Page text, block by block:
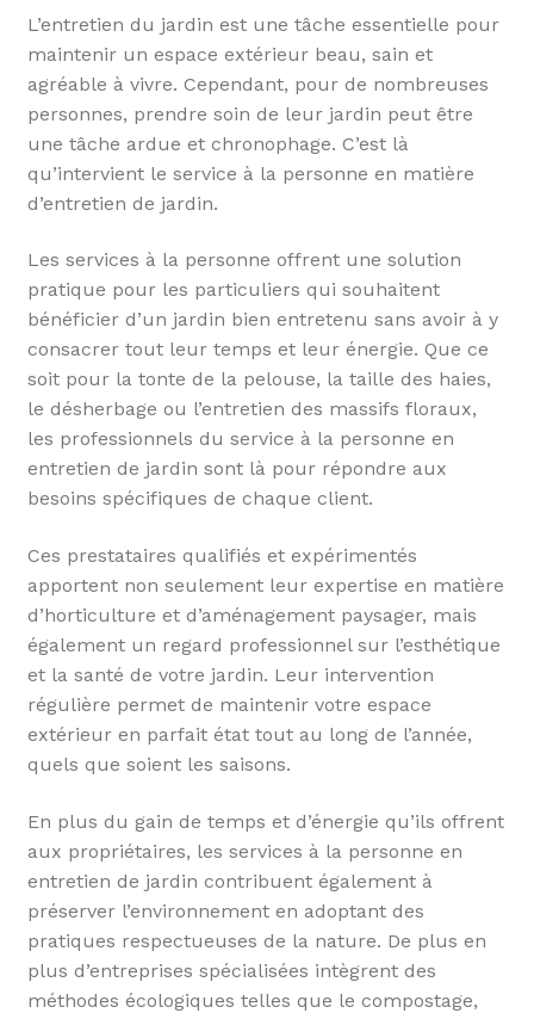
L’entretien du jardin est une tâche essentielle pour
maintenir un espace extérieur beau, sain et
agréable à vivre. Cependant, pour de nombreuses
personnes, prendre soin de leur jardin peut être
une tâche ardue et chronophage. C’est là
qu’intervient le service à la personne en matière
d’entretien de jardin.
Les services à la personne offrent une solution
pratique pour les particuliers qui souhaitent
bénéficier d’un jardin bien entretenu sans avoir à y
consacrer tout leur temps et leur énergie. Que ce
soit pour la tonte de la pelouse, la taille des haies,
le désherbage ou l’entretien des massifs floraux,
les professionnels du service à la personne en
entretien de jardin sont là pour répondre aux
besoins spécifiques de chaque client.
Ces prestataires qualifiés et expérimentés
apportent non seulement leur expertise en matière
d’horticulture et d’aménagement paysager, mais
également un regard professionnel sur l’esthétique
et la santé de votre jardin. Leur intervention
régulière permet de maintenir votre espace
extérieur en parfait état tout au long de l’année,
quels que soient les saisons.
En plus du gain de temps et d’énergie qu’ils offrent
aux propriétaires, les services à la personne en
entretien de jardin contribuent également à
préserver l’environnement en adoptant des
pratiques respectueuses de la nature. De plus en
plus d’entreprises spécialisées intègrent des
méthodes écologiques telles que le compostage,